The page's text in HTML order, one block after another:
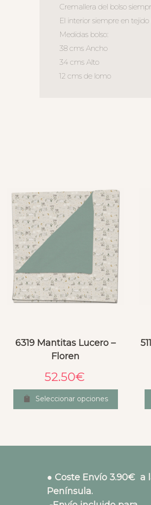
Cremallera del bolso
El interior siempre en
Medidas bolso:
38 cms Ancho
34 cms Alto
12 cms de lomo
6319 Mantitas Lucero –
Floren
52.50€
Seleccionar opciones
● Coste Envío 3.90€ a